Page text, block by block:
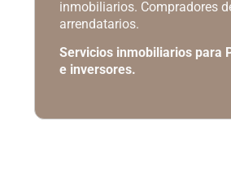
inmobiliarios. Compradores
arrendatarios.
Servicios inmobiliarios para
e inversores.